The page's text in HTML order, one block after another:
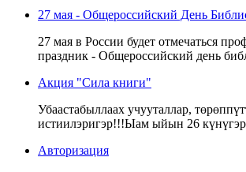
27 мая - Общероссийский День
27 мая в России будет отмечаться
праздник - Общероссийский день
Акция "Сила книги"
Убаастабыллаах учууталлар,
истиилэригэр!!!Ыам ыйын 26
Авторизация